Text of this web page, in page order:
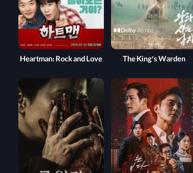
The King’s Warden
Heartman: Rock and Love